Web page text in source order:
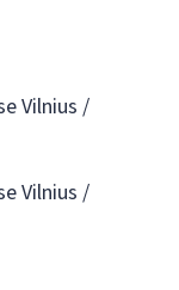
Vilnius /
Vilnius /